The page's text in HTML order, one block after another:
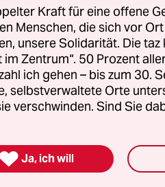
Ursprung der Pandemie
der Natur
von Klimakatastrophe
, die das virale
beschleunigte?
Kraft für eine offene
Menschen, die sich vor
unsere Solidarität. Die
im Zentrum“. 50 Prozent
ich gehen – bis zum 30.
selbstverwaltete Orte
verschwinden. Sind Sie
 Ja, ich will